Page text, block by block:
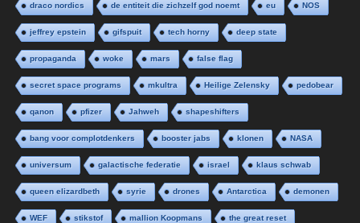
draco nordics de entiteit die zichzelf god noemt eu NOS
jeffrey epstein gifspuit tech horny deep state
propaganda woke mars false flag
secret space programs mkultra Heilige Zelensky pedobear
qanon pfizer Jahweh shapeshifters
bang voor complotdenkers booster jabs klonen NASA
universum galactische federatie israel klaus schwab
queen elizardbeth syrie drones Antarctica demonen
WEF stikstof mallion Koopmans the great reset